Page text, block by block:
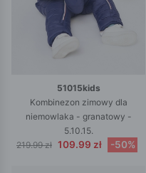
51015kids
Kombinezon zimowy dla
niemowlaka - granatowy -
5.10.15.
219.99 zł 109.99 zł -50%